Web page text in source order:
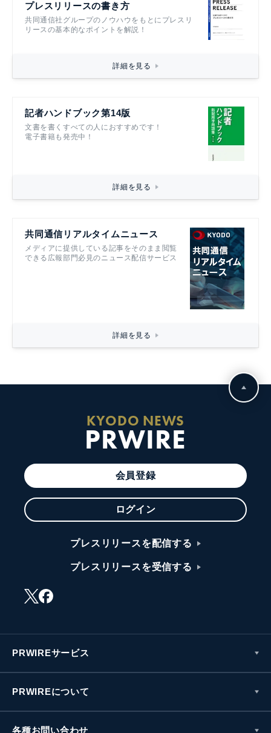
プレスリリースの書き方
共同通信社グループのノウハウをもとにプレスリ
リースの基本的なポイントを解説！
詳細を見る
記者ハンドブック第14版
文書を書くすべての人におすすめです！
電子書籍も発売中！
詳細を見る
共同通信リアルタイムニュース
メディアに提供している記事をそのまま閲覧
できる広報部門必見のニュース配信サービス
詳細を見る
KYODO NEWS
PRWIRE
会員登録
ログイン
プレスリリースを配信する
プレスリリースを受信する
PRWIREサービス
PRWIREについて
各種お問い合わせ